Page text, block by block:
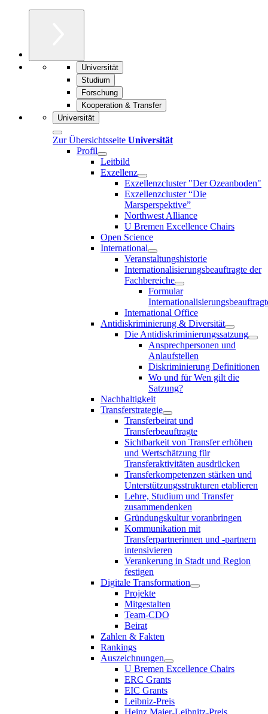
Universität
Studium
Forschung
Kooperation & Transfer
Universität
Zur Übersichtsseite Universität
Profil
Leitbild
Exzellenz
Exzellenzcluster "Der Ozeanboden"
Exzellenzcluster “Die
Marsperspektive”
Northwest Alliance
U Bremen Excellence Chairs
Open Science
International
Veranstaltungshistorie
Internationalisierungsbeauftragte der
Fachbereiche
Formular
International Office
Antidiskriminierung & Diversität
Die Antidiskriminierungssatzung
Ansprechpersonen und
Anlaufstellen
Diskriminierung Definitionen
Wo und für Wen gilt die
Satzung?
Nachhaltigkeit
Transferstrategie
Transferbeirat und
Transferbeauftragte
Sichtbarkeit von Transfer erhöhen
und Wertschätzung für
Transferaktivitäten ausdrücken
Transferkompetenzen stärken und
Unterstützungsstrukturen etablieren
Lehre, Studium und Transfer
zusammendenken
Gründungskultur voranbringen
Kommunikation mit
Transferpartnerinnen und -partnern
intensivieren
Verankerung in Stadt und Region
festigen
Digitale Transformation
Projekte
Mitgestalten
Team-CDO
Beirat
Zahlen & Fakten
Rankings
Auszeichnungen
U Bremen Excellence Chairs
ERC Grants
EIC Grants
Leibniz-Preis
Heinz Maier-Leibnitz-Preis